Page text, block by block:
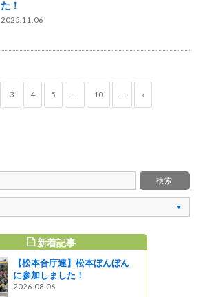
た！
2025.11.06
3 4 5 ... 10 ... »
新着記事
【松本合庁連】松本ぼんぼん
に参加しました！
2026.08.06